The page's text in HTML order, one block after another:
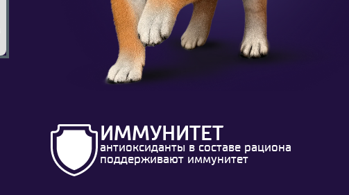
ИММУНИТЕТ
антиоксиданты в составе рациона
поддерживают иммунитет